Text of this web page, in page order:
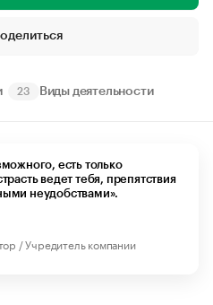
23 Виды деятельности
есть только
ведет тебя, препятствия
неудобствами».
/ Учредитель компании